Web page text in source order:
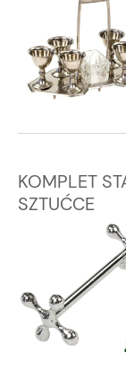
KOMPLET
SZTUĆCE